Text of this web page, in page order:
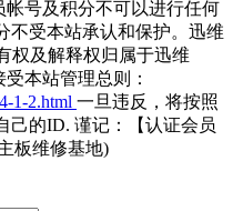
号及积分不可以进行任何
不受本站承认和保护。迅维
权及解释权归属于迅维
本站管理总则：
1-2.html 一旦违反，将按照
己的ID. 谨记：【认证会员
板维修基地)